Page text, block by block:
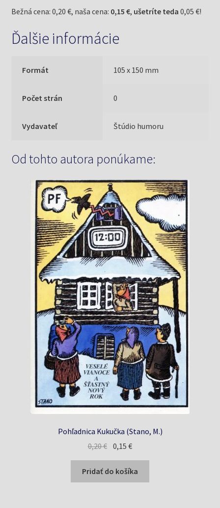
Bežná cena: 0,20 €, naša cena: 0,15 €, ušetríte teda 0,05 €!
Ďalšie informácie
Formát 105 x 150 mm
Počet strán 0
Vydavateľ Štúdio humoru
Od tohto autora ponúkame:
Pohľadnica Kukučka (Stano, M.)
0,20€ Pôvodná
cena
bola:
0,20 €.
0,15€Aktuálna
cena
je:
0,15 €.
Pridať do košíka